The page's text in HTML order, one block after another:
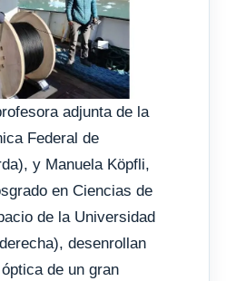
adjunta de la
Federal de
y Manuela Köpfli,
en Ciencias de
de la Universidad
desenrollan
de un gran